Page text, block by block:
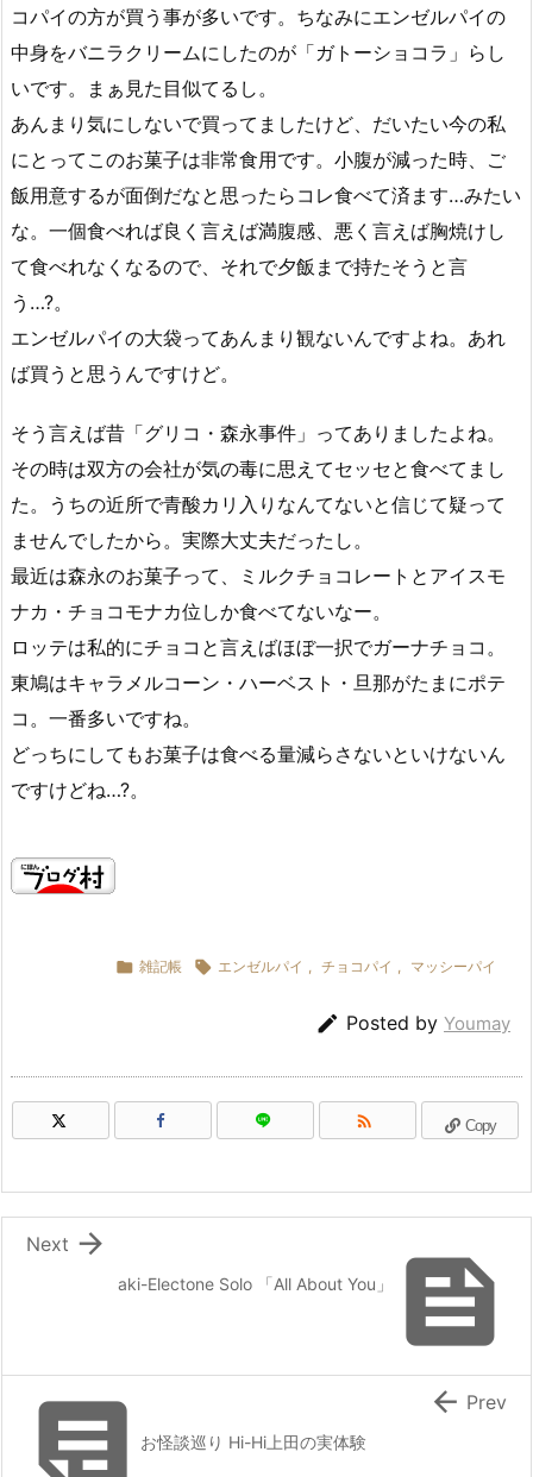
コパイの方が買う事が多いです。ちなみにエンゼルパイの
中身をバニラクリームにしたのが「ガトーショコラ」らし
いです。まぁ見た目似てるし。
あんまり気にしないで買ってましたけど、だいたい今の私
にとってこのお菓子は非常食用です。小腹が減った時、ご
飯用意するが面倒だなと思ったらコレ食べて済ます…みたい
な。一個食べれば良く言えば満腹感、悪く言えば胸焼けし
て食べれなくなるので、それで夕飯まで持たそうと言
う…?。
エンゼルパイの大袋ってあんまり観ないんですよね。あれ
ば買うと思うんですけど。
そう言えば昔「グリコ・森永事件」ってありましたよね。
その時は双方の会社が気の毒に思えてセッセと食べてまし
た。うちの近所で青酸カリ入りなんてないと信じて疑って
ませんでしたから。実際大丈夫だったし。
最近は森永のお菓子って、ミルクチョコレートとアイスモ
ナカ・チョコモナカ位しか食べてないなー。
ロッテは私的にチョコと言えばほぼ一択でガーナチョコ。
東鳩はキャラメルコーン・ハーベスト・旦那がたまにポテ
コ。一番多いですね。
どっちにしてもお菓子は食べる量減らさないといけないん
ですけどね…?。
 雑記帳  エンゼルパイ , チョコパイ , マッシーパイ
 Posted by Youmay
 Copy

aki-Electone Solo 「All About You」

Next
お怪談巡り Hi-Hi上田の実体験
 Prev